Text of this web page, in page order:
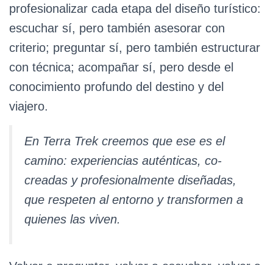
profesionalizar cada etapa del diseño turístico:
escuchar sí, pero también asesorar con
criterio; preguntar sí, pero también estructurar
con técnica; acompañar sí, pero desde el
conocimiento profundo del destino y del
viajero.
En Terra Trek creemos que ese es el
camino: experiencias auténticas, co-
creadas y profesionalmente diseñadas,
que respeten al entorno y transformen a
quienes las viven.